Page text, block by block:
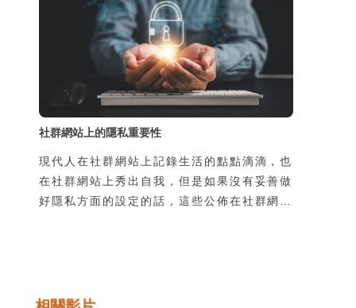
麼影響？
社群網站上的隱私重要性
現代人在社群網站上記錄生活的點點滴滴，也
在社群網站上秀出自我，但是如果沒有妥善做
好隱私方面的設定的話，這些公佈在社群網站
心。